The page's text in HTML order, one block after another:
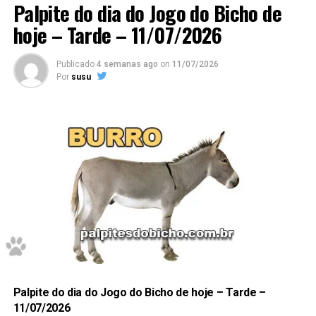
Grupo 20/ dezenas 77 – 78
79– 80
Dessa forma, para acompanhar previsões atualizadas
diariamente, acesse também a página de palpites do
jogo do bicho hoje.
Palpite do dia do Jogo do Bicho de
hoje – Tarde – 11/07/2026
Publicado 4 semanas ago on 11/07/2026
Por susu
Palpite do dia do Jogo do Bicho de hoje – Tarde –
11/07/2026